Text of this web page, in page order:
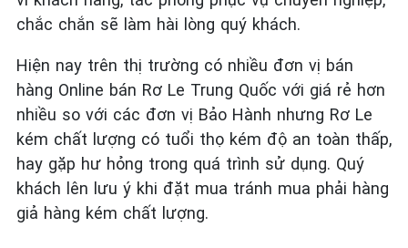
chắc chắn sẽ làm hài lòng quý khách.
Hiện nay trên thị trường có nhiều đơn vị bán
hàng Online bán Rơ Le Trung Quốc với giá rẻ hơn
nhiều so với các đơn vị Bảo Hành nhưng Rơ Le
kém chất lượng có tuổi thọ kém độ an toàn thấp,
hay gặp hư hỏng trong quá trình sử dụng. Quý
khách lên lưu ý khi đặt mua tránh mua phải hàng
giả hàng kém chất lượng.